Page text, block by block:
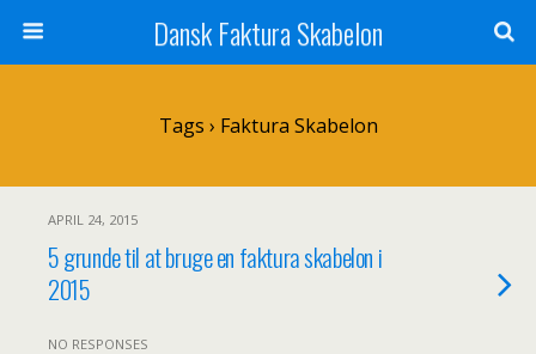
Dansk Faktura Skabelon
Tags › Faktura Skabelon
APRIL 24, 2015
5 grunde til at bruge en faktura skabelon i
2015
NO RESPONSES